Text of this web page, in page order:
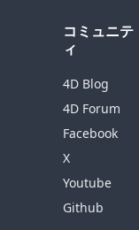
コミュニテ
ィ
4D Blog
4D Forum
Facebook
X
Youtube
Github